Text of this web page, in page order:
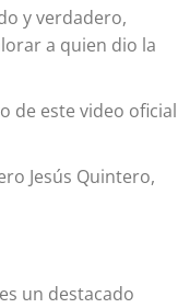
y verdadero,
a quien dio la
de este video oficial
Jesús Quintero,
un destacado